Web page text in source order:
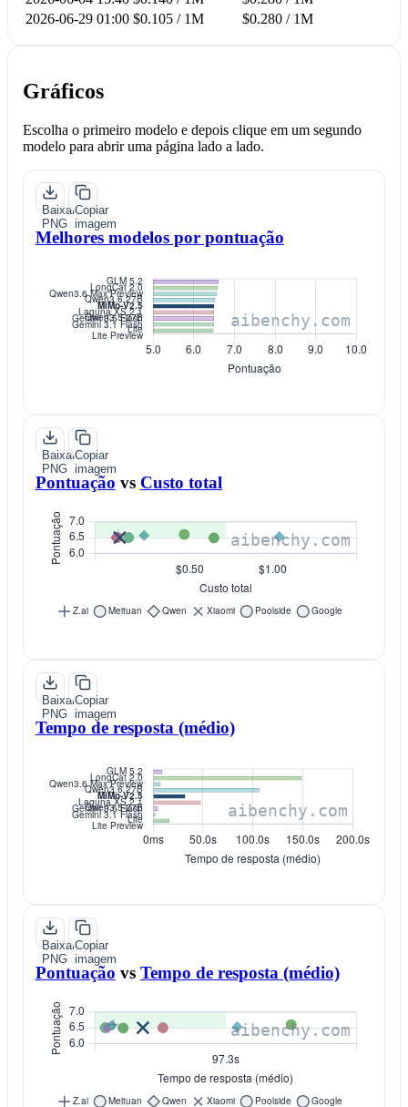
2026-06-29 01:00 $0.105 / 1M $0.280 / 1M
Gráficos
Escolha o primeiro modelo e depois clique em um segundo
modelo para abrir uma página lado a lado.
Baixar
PNG
Copiar
imagem
Melhores modelos por pontuação
Baixar
PNG
Copiar
imagem
Pontuação vs Custo total
Baixar
PNG
Copiar
imagem
Tempo de resposta (médio)
Baixar
PNG
Copiar
imagem
Pontuação vs Tempo de resposta (médio)